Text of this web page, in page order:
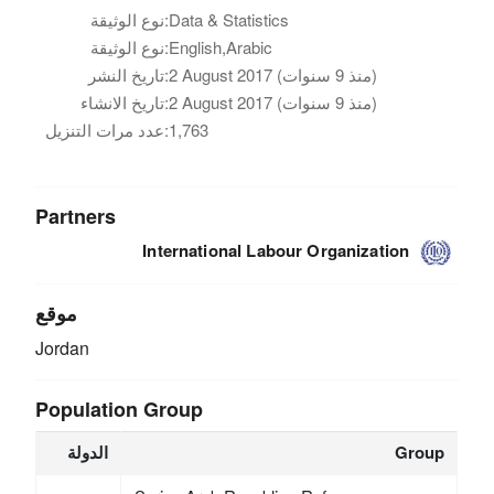
نوع الوثيقة:Data & Statistics
نوع الوثيقة:English,Arabic
تاريخ النشر:
2 August 2017 (منذ 9 سنوات)
تاريخ الانشاء:
2 August 2017 (منذ 9 سنوات)
عدد مرات التنزيل:1,763
Partners
International Labour Organization
موقع
Jordan
Population Group
الدولة Group